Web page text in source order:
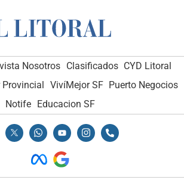
Nosotros Clasificados CYD Litoral
VivíMejor SF Puerto Negocios
Notife Educacion SF